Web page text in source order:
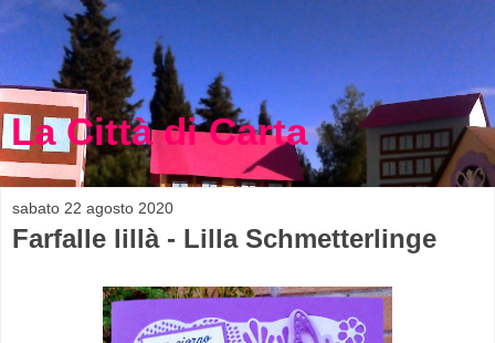
La Città di Carta
sabato 22 agosto 2020
Farfalle lillà - Lilla Schmetterlinge